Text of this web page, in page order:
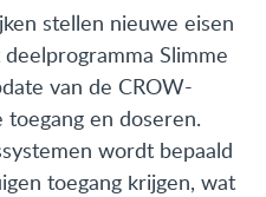
stellen nieuwe eisen
Slimme
van de CROW-
en doseren.
wordt bepaald
toegang krijgen, wat